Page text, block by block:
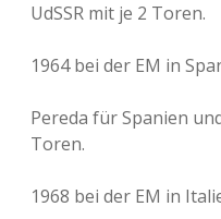
UdSSR mit je 2 Toren.
1964 bei der EM in
Pereda für Spanien
Toren.
1968 bei der EM in